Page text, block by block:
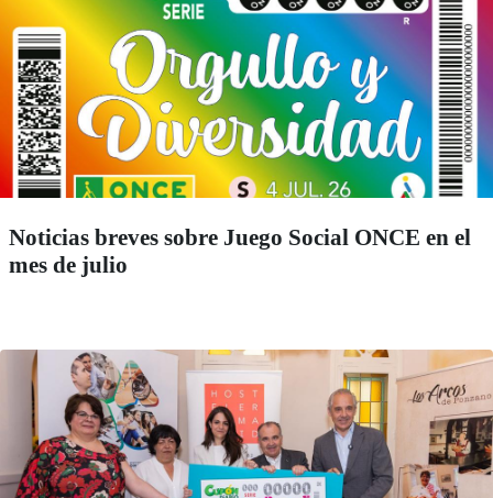
Noticias breves sobre Juego Social ONCE en el
mes de julio